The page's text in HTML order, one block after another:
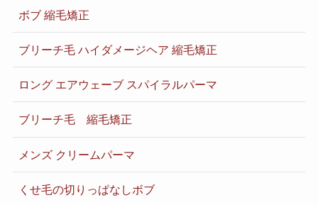
ボブ 縮毛矯正
ブリーチ毛 ハイダメージヘア 縮毛矯正
ロング エアウェーブ スパイラルパーマ
ブリーチ毛 縮毛矯正
メンズ クリームパーマ
くせ毛の切りっぱなしボブ